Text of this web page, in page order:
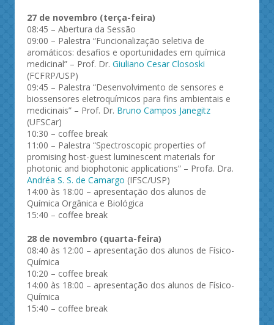
27 de novembro (terça-feira)
08:45 – Abertura da Sessão
09:00 – Palestra “Funcionalização seletiva de
aromáticos: desafios e oportunidades em química
medicinal” – Prof. Dr. Giuliano Cesar Clososki
(FCFRP/USP)
09:45 – Palestra “Desenvolvimento de sensores e
biossensores eletroquímicos para fins ambientais e
medicinais” – Prof. Dr. Bruno Campos Janegitz
(UFSCar)
10:30 – coffee break
11:00 – Palestra “Spectroscopic properties of
promising host-guest luminescent materials for
photonic and biophotonic applications” – Profa. Dra.
Andréa S. S. de Camargo (IFSC/USP)
14:00 às 18:00 – apresentação dos alunos de
Química Orgânica e Biológica
15:40 – coffee break
28 de novembro (quarta-feira)
08:40 às 12:00 – apresentação dos alunos de Físico-
Química
10:20 – coffee break
14:00 às 18:00 – apresentação dos alunos de Físico-
Química
15:40 – coffee break